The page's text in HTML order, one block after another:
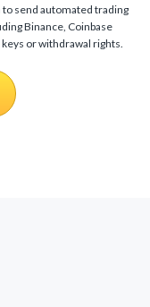
send automated trading
Binance, Coinbase
or withdrawal rights.